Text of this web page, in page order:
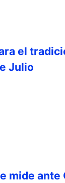
el
Julio
mide ante